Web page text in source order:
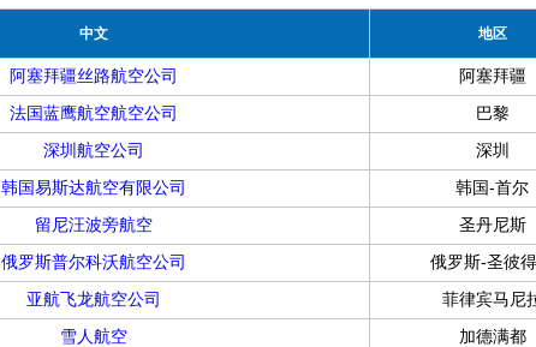
中文 地区
阿塞拜疆丝路航空公司
阿塞拜疆
法国蓝鹰航空航空公司
巴黎
深圳航空公司
深圳
韩国易斯达航空有限公司
韩国-首尔
留尼汪波旁航空
圣丹尼斯
俄罗斯普尔科沃航空公司
俄罗斯-圣彼
亚航飞龙航空公司
菲律宾马尼
雪人航空 加德满都